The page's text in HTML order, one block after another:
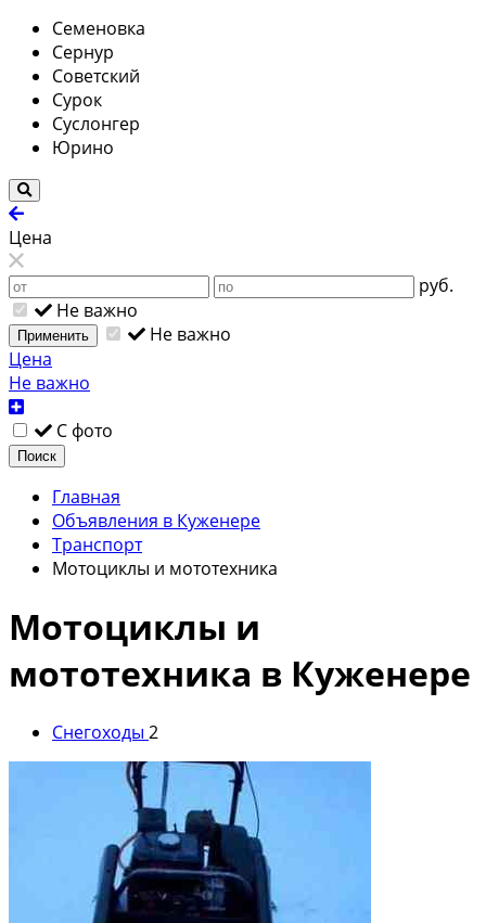
Семеновка
Сернур
Советский
Сурок
Суслонгер
Юрино
Цена
руб.
Не важно
Применить
Не важно
Цена
Не важно
С фото
Поиск
Главная
Объявления в Куженере
Транспорт
Мотоциклы и мототехника
Мотоциклы и
мототехника в Куженере
Снегоходы 2